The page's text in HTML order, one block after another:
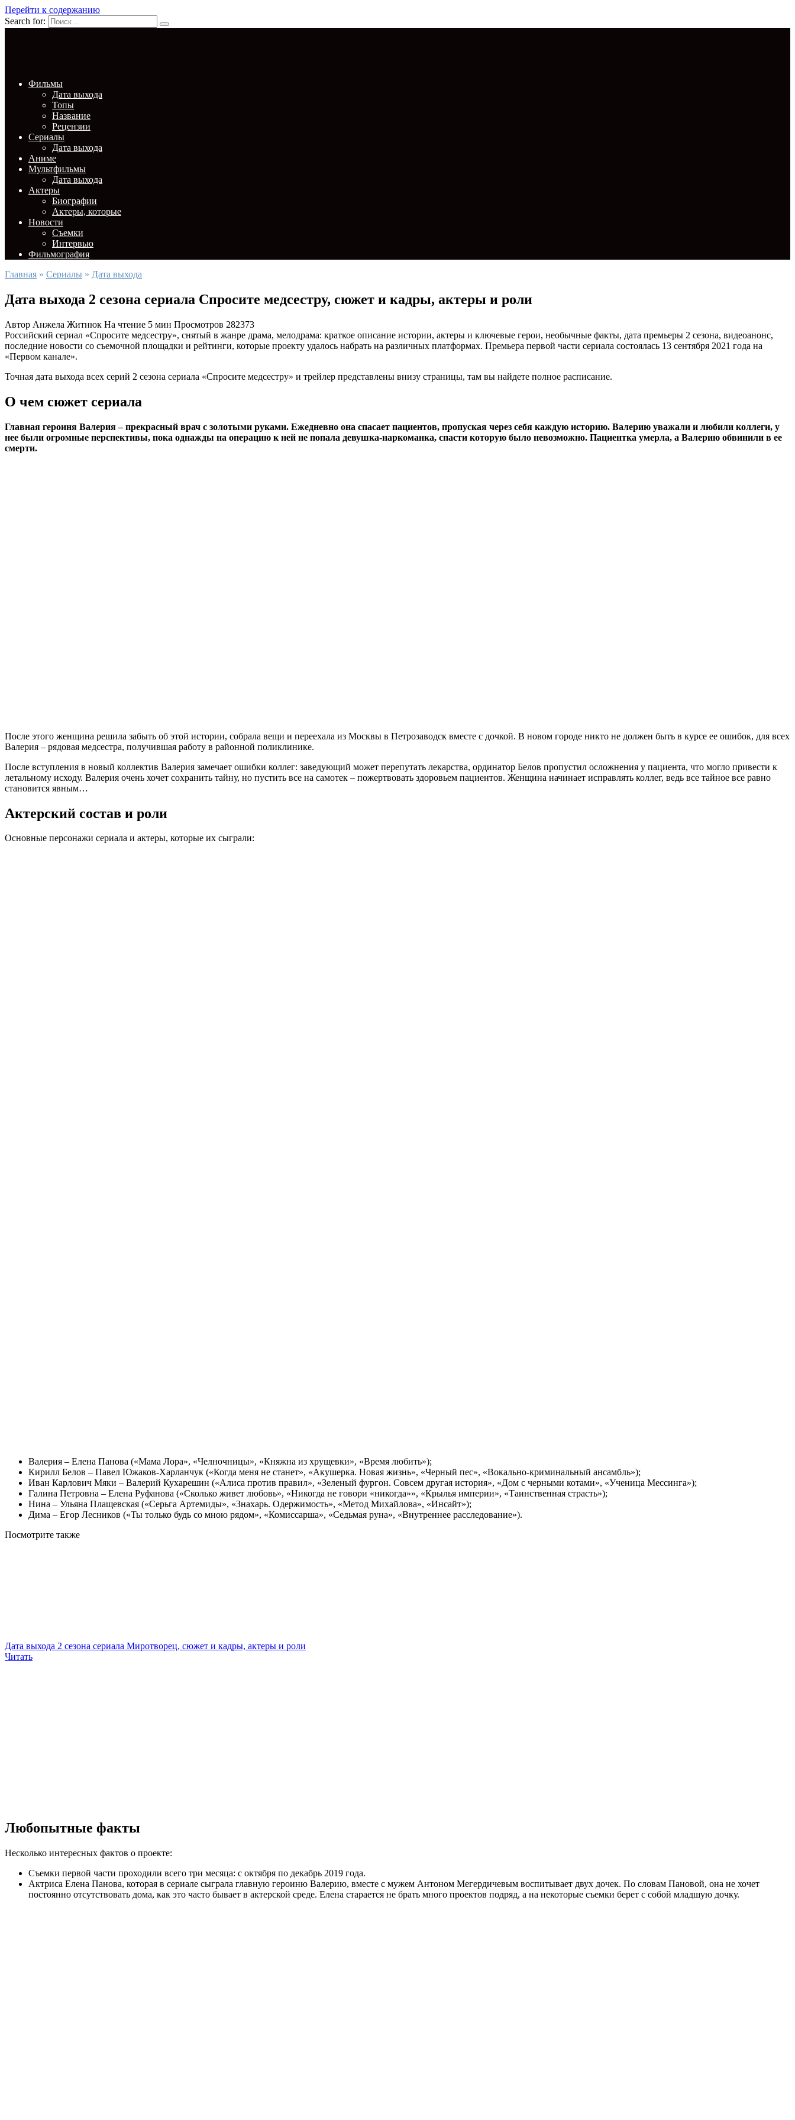
Перейти к содержанию
Search for:
Фильмы
Дата выхода
Топы
Название
Рецензии
Сериалы
Дата выхода
Аниме
Мультфильмы
Дата выхода
Актеры
Биографии
Актеры, которые
Новости
Съемки
Интервью
Фильмография
Главная » Сериалы » Дата выхода
Дата выхода 2 сезона сериала Спросите медсестру, сюжет и кадры, актеры и роли
Автор Анжела Житнюк На чтение 5 мин Просмотров 282373
Российский сериал «Спросите медсестру», снятый в жанре драма, мелодрама: краткое описание истории, актеры и ключевые герои, необычные факты, дата премьеры 2 сезона, видеоанонс,
последние новости со съемочной площадки и рейтинги, которые проекту удалось набрать на различных платформах. Премьера первой части сериала состоялась 13 сентября 2021 года на
«Первом канале».
Точная дата выхода всех серий 2 сезона сериала «Спросите медсестру» и трейлер представлены внизу страницы, там вы найдете полное расписание.
О чем сюжет сериала
Главная героиня Валерия – прекрасный врач с золотыми руками. Ежедневно она спасает пациентов, пропуская через себя каждую историю. Валерию уважали и любили коллеги, у
нее были огромные перспективы, пока однажды на операцию к ней не попала девушка-наркоманка, спасти которую было невозможно. Пациентка умерла, а Валерию обвинили в ее
смерти.
После этого женщина решила забыть об этой истории, собрала вещи и переехала из Москвы в Петрозаводск вместе с дочкой. В новом городе никто не должен быть в курсе ее ошибок, для всех
Валерия – рядовая медсестра, получившая работу в районной поликлинике.
После вступления в новый коллектив Валерия замечает ошибки коллег: заведующий может перепутать лекарства, ординатор Белов пропустил осложнения у пациента, что могло привести к
летальному исходу. Валерия очень хочет сохранить тайну, но пустить все на самотек – пожертвовать здоровьем пациентов. Женщина начинает исправлять коллег, ведь все тайное все равно
становится явным…
Актерский состав и роли
Основные персонажи сериала и актеры, которые их сыграли:
Валерия – Елена Панова («Мама Лора», «Челночницы», «Княжна из хрущевки», «Время любить»);
Кирилл Белов – Павел Южаков-Харланчук («Когда меня не станет», «Акушерка. Новая жизнь», «Черный пес», «Вокально-криминальный ансамбль»);
Иван Карлович Мяки – Валерий Кухарешин («Алиса против правил», «Зеленый фургон. Совсем другая история», «Дом с черными котами», «Ученица Мессинга»);
Галина Петровна – Елена Руфанова («Сколько живет любовь», «Никогда не говори «никогда»», «Крылья империи», «Таинственная страсть»);
Нина – Ульяна Плащевская («Серьга Артемиды», «Знахарь. Одержимость», «Метод Михайлова», «Инсайт»);
Дима – Егор Лесников («Ты только будь со мною рядом», «Комиссарша», «Седьмая руна», «Внутреннее расследование»).
Посмотрите также
Дата выхода 2 сезона сериала Миротворец, сюжет и кадры, актеры и роли
Читать
Любопытные факты
Несколько интересных фактов о проекте:
Съемки первой части проходили всего три месяца: с октября по декабрь 2019 года.
Актриса Елена Панова, которая в сериале сыграла главную героиню Валерию, вместе с мужем Антоном Мегердичевым воспитывает двух дочек. По словам Пановой, она не хочет
постоянно отсутствовать дома, как это часто бывает в актерской среде. Елена старается не брать много проектов подряд, а на некоторые съемки берет с собой младшую дочку.